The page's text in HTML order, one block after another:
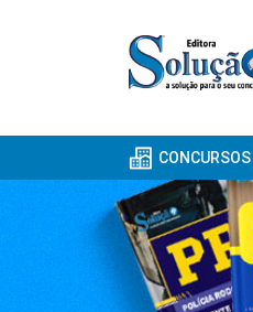
CONCURSOS